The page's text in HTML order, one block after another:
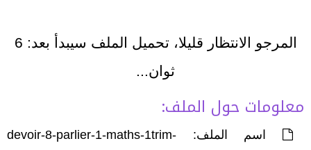
المرجو الانتظار قليلا، تحميل الملف سيبدأ بعد: 6
ثوان...
معلومات حول الملف:
اسم الملف: devoir-8-parlier-1-maths-1trim-